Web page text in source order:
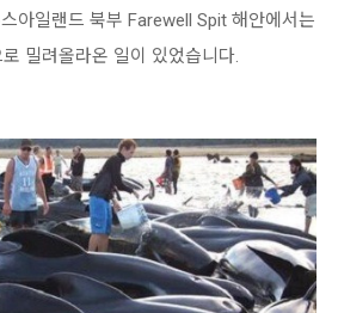
아일랜드 북부 Farewell Spit 해안에서는
밀려올라온 일이 있었습니다.